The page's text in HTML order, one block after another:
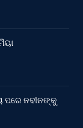
ନବୀନଙ୍କୁ